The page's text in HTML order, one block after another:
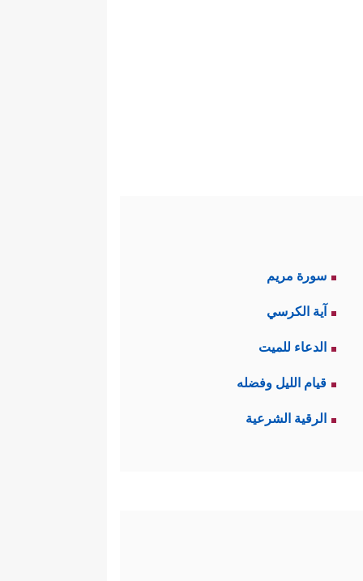
سورة مريم
آية الكرسي
الدعاء للميت
قيام الليل وفضله
الرقية الشرعية